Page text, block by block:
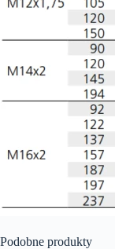
Podobne produkty